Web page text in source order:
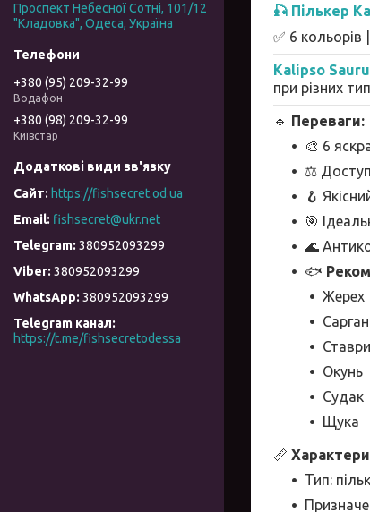
🎣 Пількер
✅ 6 кольорів
Kalipso
при різних
🔹 Переваги:
🎨 6
⚖️
🪝
🎯
🌊
🐟
Жерех
Сарган
Окунь
Судак
Щука
📏
Тип:
Проспект Небесної Сотні, 101/12
"Кладовка", Одеса, Україна
+380 (95) 209-32-99
Водафон
+380 (98) 209-32-99
Київстар
https://fishsecret.od.ua
fishsecret@ukr.net
380952093299
380952093299
380952093299
Telegram канал
https://t.me/fishsecretodessa